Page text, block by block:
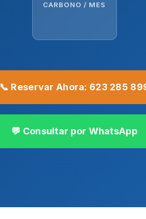
CARBONO / MES
📞 Reservar Ahora: 623 285
💬 Consultar por WhatsApp